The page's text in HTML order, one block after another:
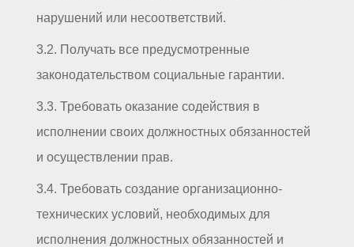
нарушений или несоответствий.
3.2. Получать все предусмотренные
законодательством социальные гарантии.
3.3. Требовать оказание содействия в
исполнении своих должностных обязанностей
и осуществлении прав.
3.4. Требовать создание организационно-
технических условий, необходимых для
исполнения должностных обязанностей и